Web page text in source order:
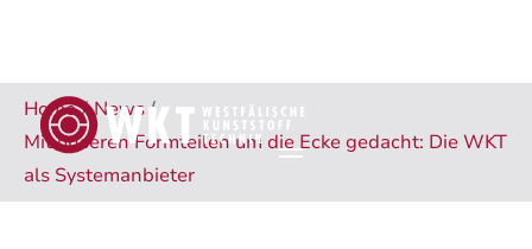
Home / News /
Mit unseren Formteilen um die Ecke gedacht: Die WKT
als Systemanbieter